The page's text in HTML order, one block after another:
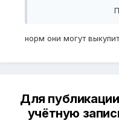
Стейблкоины в
Инвестиции
Bithumb, Korbit,
корпорациям
2017 году. Поводом
отмывания денег.
норм они могут
Для
учётную